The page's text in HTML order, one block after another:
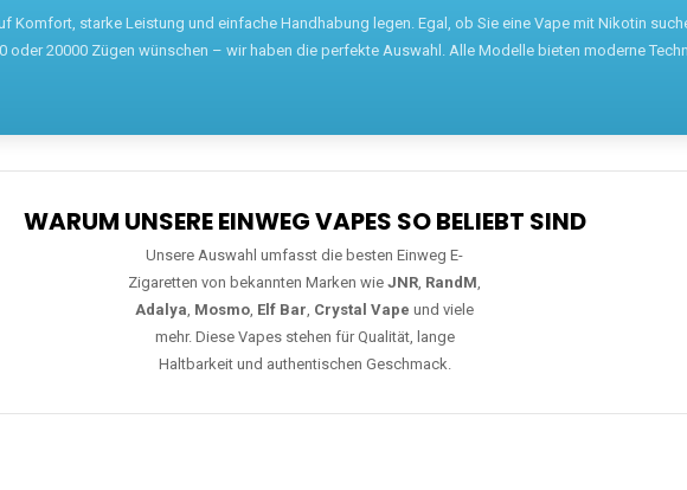
Komfort, starke Leistung und einfache Handhabung legen. Egal, ob Sie eine Vape mit Nikotin
oder 20000 Zügen wünschen – wir haben die perfekte Auswahl. Alle Modelle bieten moderne
WARUM UNSERE EINWEG VAPES SO BELIEBT SIND
Unsere Auswahl umfasst die besten Einweg E-
Zigaretten von bekannten Marken wie JNR, RandM,
Adalya, Mosmo, Elf Bar, Crystal Vape und viele
mehr. Diese Vapes stehen für Qualität, lange
Haltbarkeit und authentischen Geschmack.